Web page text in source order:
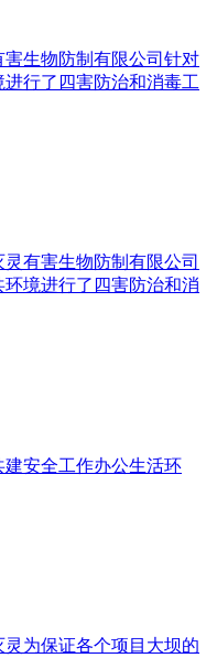
生物防制有限公司针对
行了四害防治和消毒工
有害生物防制有限公司
境进行了四害防治和消
安全工作办公生活环
为保证各个项目大坝的